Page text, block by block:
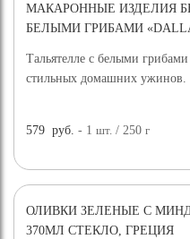
МАКАРОННЫЕ ИЗДЕЛИЯ
БЕЛЫМИ ГРИБАМИ «DALLA
Тальятелле с белыми
стильных домашних ужинов.
579 руб. - 1шт. / 250г
ОЛИВКИ ЗЕЛЕНЫЕ С
370МЛ СТЕКЛО, ГРЕЦИЯ